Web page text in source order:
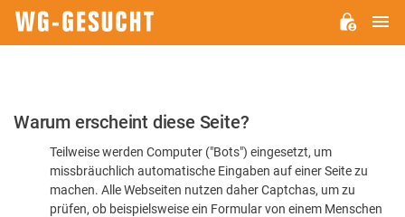
Bitte
dass
Warum erscheint diese Seite?
Teilweise werden Computer ("Bots") eingesetzt, um
missbräuchlich automatische Eingaben auf einer Seite zu
machen. Alle Webseiten nutzen daher Captchas, um zu
prüfen, ob beispielsweise ein Formular von einem Menschen